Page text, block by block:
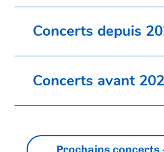
Concerts depuis
Concerts avant